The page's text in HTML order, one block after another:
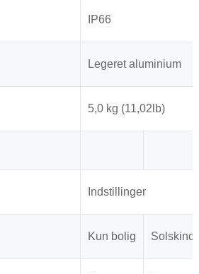
IP66
Legeret aluminium
5,0 kg (11,02lb)
Indstillinger
Kun bolig Solskind